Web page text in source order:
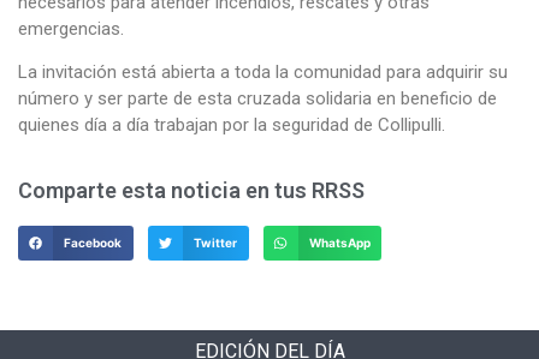
emergencias.
La invitación está abierta a toda la comunidad para adquirir su
número y ser parte de esta cruzada solidaria en beneficio de
quienes día a día trabajan por la seguridad de Collipulli.
Comparte esta noticia en tus RRSS
Facebook Twitter WhatsApp
EDICIÓN DEL DÍA